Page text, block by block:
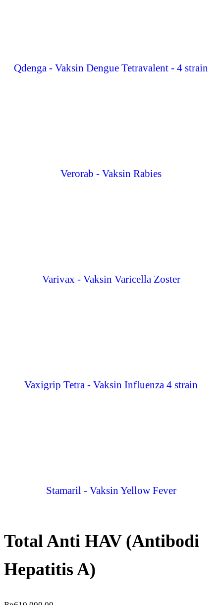
Qdenga - Vaksin Dengue Tetravalent - 4 strain
Verorab - Vaksin Rabies
Varivax - Vaksin Varicella Zoster
Vaxigrip Tetra - Vaksin Influenza 4 strain
Stamaril - Vaksin Yellow Fever
Total Anti HAV (Antibodi
Hepatitis A)